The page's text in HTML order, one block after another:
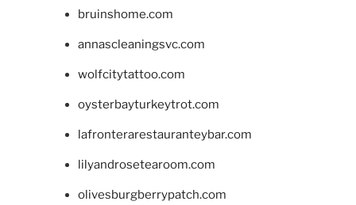
bruinshome.com
annascleaningsvc.com
wolfcitytattoo.com
oysterbayturkeytrot.com
lafronterarestauranteybar.com
lilyandrosetearoom.com
olivesburgberrypatch.com